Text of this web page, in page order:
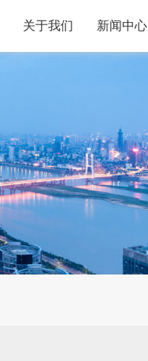
关于我们 新闻中心